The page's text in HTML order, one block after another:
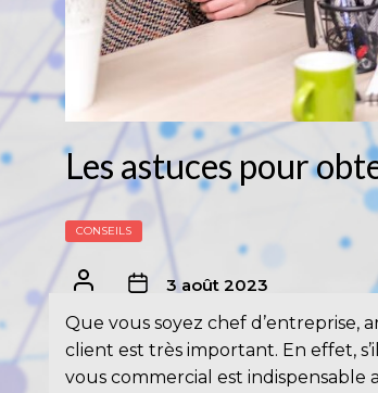
Les astuces pour
CONSEILS
3 août 2023
Que vous soyez chef
client est très important. En effet,
vous commercial est